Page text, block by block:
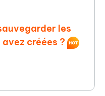
les
créées ?